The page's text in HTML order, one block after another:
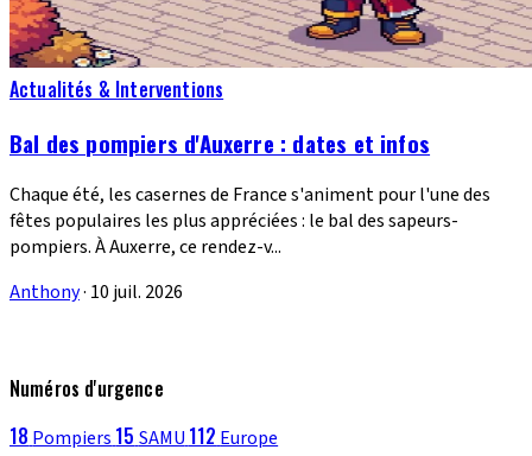
Actualités & Interventions
Bal des pompiers d'Auxerre : dates et infos
Chaque été, les casernes de France s'animent pour l'une des
fêtes populaires les plus appréciées : le bal des sapeurs-
pompiers. À Auxerre, ce rendez-v...
Anthony· 10 juil. 2026
Numéros d'urgence
18 Pompiers 15 SAMU 112 Europe